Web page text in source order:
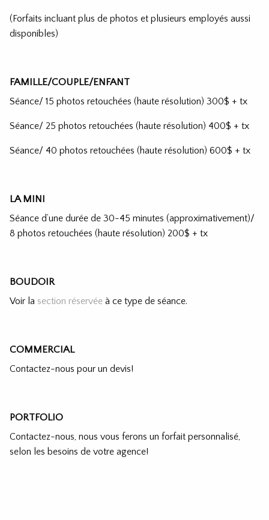
(Forfaits incluant plus de photos et plusieurs employés aussi
disponibles)
FAMILLE/COUPLE/ENFANT
Séance/ 15 photos retouchées (haute résolution) 300$ + tx
Séance/ 25 photos retouchées (haute résolution) 400$ + tx
Séance/ 40 photos retouchées (haute résolution) 600$ + tx
LA MINI
Séance d’une durée de 30-45 minutes (approximativement)/
8 photos retouchées (haute résolution) 200$ + tx
BOUDOIR
Voir la section réservée à ce type de séance.
COMMERCIAL
Contactez-nous pour un devis!
PORTFOLIO
Contactez-nous, nous vous ferons un forfait personnalisé,
selon les besoins de votre agence!